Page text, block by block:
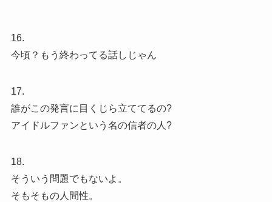
16.
今頃？もう終わってる話しじゃん
17.
誰がこの発言に目くじら立ててるの?
アイドルファンという名の信者の人?
18.
そういう問題でもないよ。
そもそもの人間性。